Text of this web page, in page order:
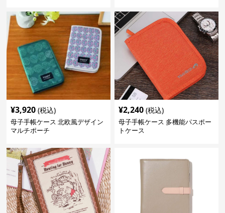
¥3,920 (税込)
母子手帳ケース 北欧風デザイン
マルチポーチ
¥2,240 (税込)
母子手帳ケース 多機能パスポー
トケース